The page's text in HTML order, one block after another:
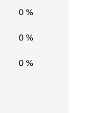
0 %
0 %
0 %